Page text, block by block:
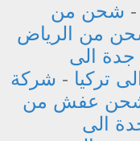
- شحن من
من الرياض
الى
تركيا - شركة
عفش من
الى